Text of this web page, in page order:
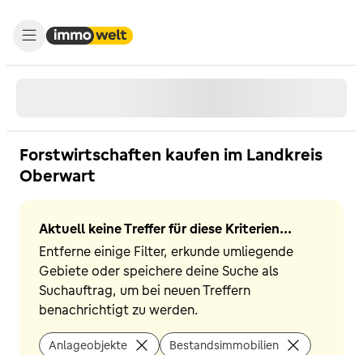
Forstwirtschaften kaufen im Landkreis
Oberwart
Aktuell keine Treffer für diese Kriterien...
Entferne einige Filter, erkunde umliegende
Gebiete oder speichere deine Suche als
Suchauftrag, um bei neuen Treffern
benachrichtigt zu werden.
Anlageobjekte
Bestandsimmobilien